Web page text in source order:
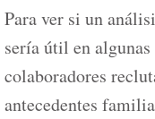
Para ver si un
sería útil en
colaboradores
antecedentes